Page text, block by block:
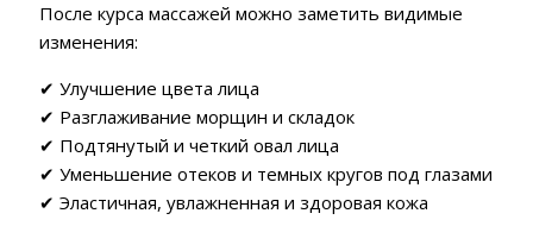
После курса массажей можно заметить видимые
изменения:
✔ Улучшение цвета лица
✔ Разглаживание морщин и складок
✔ Подтянутый и четкий овал лица
✔ Уменьшение отеков и темных кругов под глазами
✔ Эластичная, увлажненная и здоровая кожа